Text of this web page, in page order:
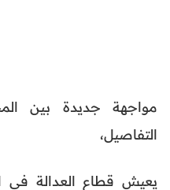
مواجهة جديدة بين
التفاصيل،
يعيش قطاع العدالة في